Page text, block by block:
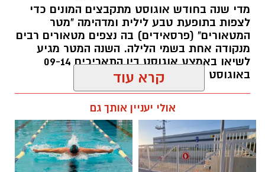
מדי שנה בחודש אוגוסט מתקבצים המונים כדי
לצפות בתופעת טבע לילית ומדהימה "מטר
המטאורים" (פרסאידים) בה נצפים מטאורים רבים
מנקודה אחת בשמי הלילה. השנה המטר מגיע
לשיאו באמצע אוגוסט בין התאריכים 09-14
באוגוסט 2026.
קרא עוד
אולי יעניין אותך גם